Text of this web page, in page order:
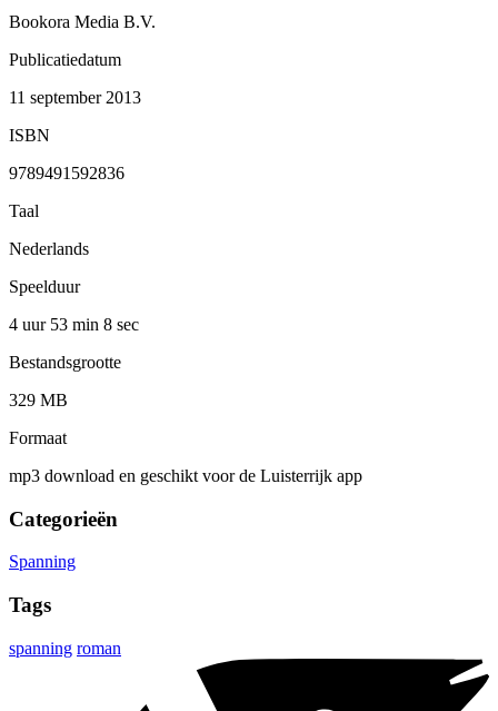
Bookora Media B.V.
Publicatiedatum
11 september 2013
ISBN
9789491592836
Taal
Nederlands
Speelduur
4 uur 53 min 8 sec
Bestandsgrootte
329 MB
Formaat
mp3 download en geschikt voor de Luisterrijk app
Categorieën
Spanning
Tags
spanning roman